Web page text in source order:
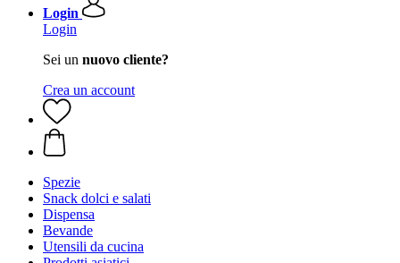
Login
Login
Sei un nuovo cliente?
Crea un account
Spezie
Snack dolci e salati
Dispensa
Bevande
Utensili da cucina